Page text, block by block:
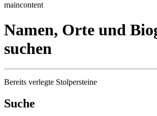
maincontent
Namen, Orte und
suchen
Bereits verlegte Stolpersteine
Suche